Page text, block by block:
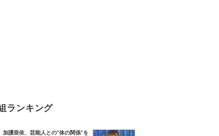
ランキング
加護亜依、芸能人との“体の関係”を